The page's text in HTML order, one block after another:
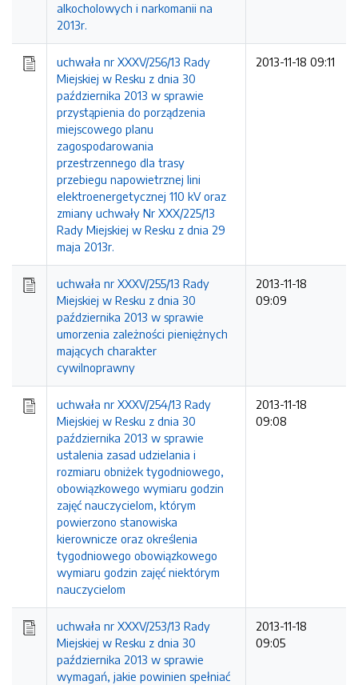
alkocholowych i narkomanii na
2013r.
uchwała nr XXXV/256/13 Rady
Miejskiej w Resku z dnia 30
października 2013 w sprawie
przystąpienia do porządzenia
miejscowego planu
zagospodarowania
przestrzennego dla trasy
przebiegu napowietrznej lini
elektroenergetycznej 110 kV oraz
zmiany uchwały Nr XXX/225/13
Rady Miejskiej w Resku z dnia 29
maja 2013r.
2013-11-18 09:11
uchwała nr XXXV/255/13 Rady
Miejskiej w Resku z dnia 30
października 2013 w sprawie
umorzenia zależności pieniężnych
mających charakter
cywilnoprawny
2013-11-18
09:09
uchwała nr XXXV/254/13 Rady
Miejskiej w Resku z dnia 30
października 2013 w sprawie
ustalenia zasad udzielania i
rozmiaru obniżek tygodniowego,
obowiązkowego wymiaru godzin
zajęć nauczycielom, którym
powierzono stanowiska
kierownicze oraz określenia
tygodniowego obowiązkowego
wymiaru godzin zajęć niektórym
nauczycielom
2013-11-18
09:08
uchwała nr XXXV/253/13 Rady
Miejskiej w Resku z dnia 30
października 2013 w sprawie
wymagań, jakie powinien spełniać
2013-11-18
09:05